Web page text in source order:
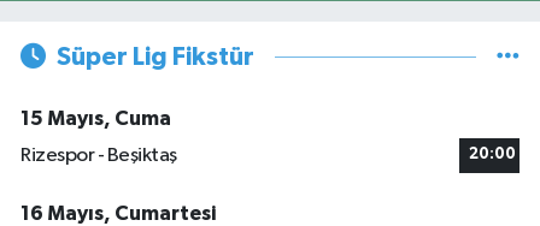
Süper Lig Fikstür
15 Mayıs, Cuma
Rizespor - Beşiktaş
20:00
16 Mayıs, Cumartesi